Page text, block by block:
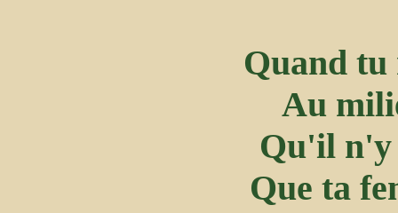
Quand tu
Au
Qu'il n'y
Que ta